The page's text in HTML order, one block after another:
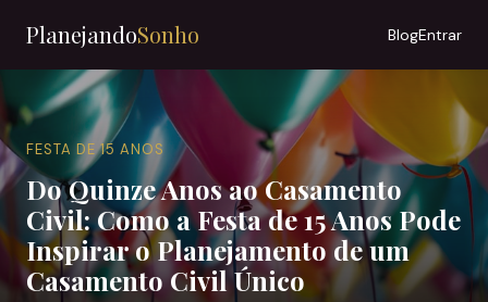
PlanejandoSonho BlogEntrar
FESTA DE 15 ANOS
Do Quinze Anos ao Casamento
Civil: Como a Festa de 15 Anos Pode
Inspirar o Planejamento de um
Casamento Civil Único